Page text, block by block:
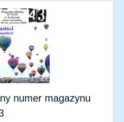
numer magazynu